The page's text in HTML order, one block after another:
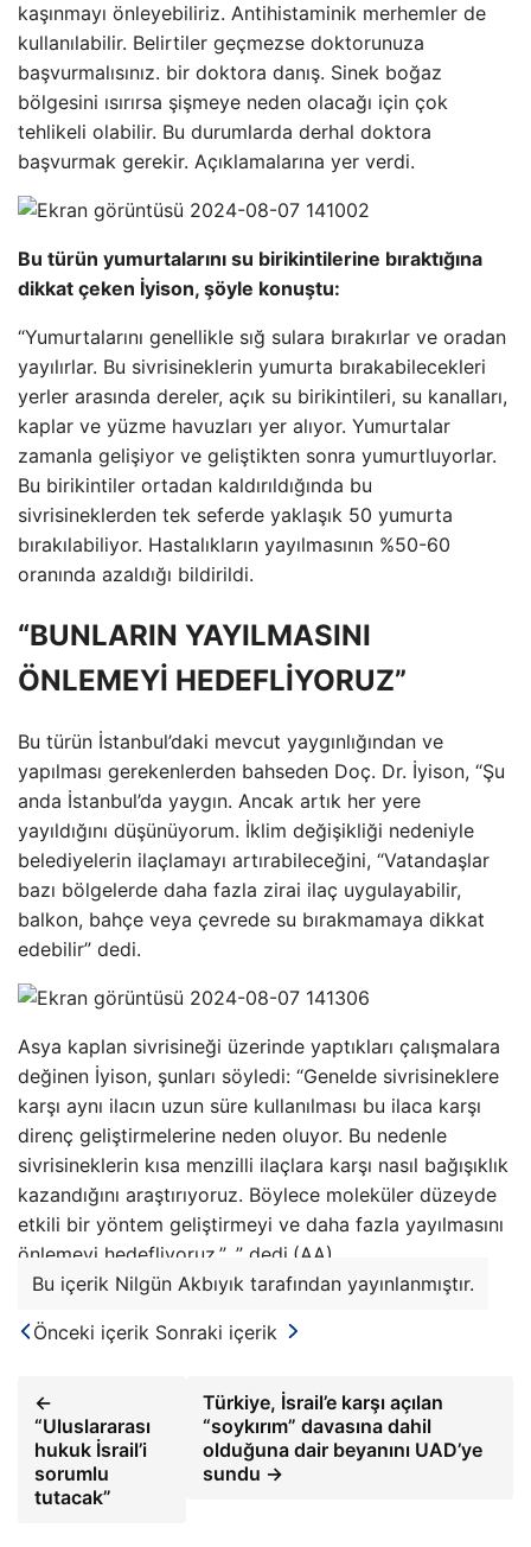
kaşınmayı önleyebiliriz. Antihistaminik merhemler de
kullanılabilir. Belirtiler geçmezse doktorunuza
başvurmalısınız. bir doktora danış. Sinek boğaz
bölgesini ısırırsa şişmeye neden olacağı için çok
tehlikeli olabilir. Bu durumlarda derhal doktora
başvurmak gerekir. Açıklamalarına yer verdi.
Bu türün yumurtalarını su birikintilerine bıraktığına
dikkat çeken İyison, şöyle konuştu:
“Yumurtalarını genellikle sığ sulara bırakırlar ve oradan
yayılırlar. Bu sivrisineklerin yumurta bırakabilecekleri
yerler arasında dereler, açık su birikintileri, su kanalları,
kaplar ve yüzme havuzları yer alıyor. Yumurtalar
zamanla gelişiyor ve geliştikten sonra yumurtluyorlar.
Bu birikintiler ortadan kaldırıldığında bu
sivrisineklerden tek seferde yaklaşık 50 yumurta
bırakılabiliyor. Hastalıkların yayılmasının %50-60
oranında azaldığı bildirildi.
“BUNLARIN YAYILMASINI
ÖNLEMEYİ HEDEFLİYORUZ”
Bu türün İstanbul’daki mevcut yaygınlığından ve
yapılması gerekenlerden bahseden Doç. Dr. İyison, “Şu
anda İstanbul’da yaygın. Ancak artık her yere
yayıldığını düşünüyorum. İklim değişikliği nedeniyle
belediyelerin ilaçlamayı artırabileceğini, “Vatandaşlar
bazı bölgelerde daha fazla zirai ilaç uygulayabilir,
balkon, bahçe veya çevrede su bırakmamaya dikkat
edebilir” dedi.
Asya kaplan sivrisineği üzerinde yaptıkları çalışmalara
değinen İyison, şunları söyledi: “Genelde sivrisineklere
karşı aynı ilacın uzun süre kullanılması bu ilaca karşı
direnç geliştirmelerine neden oluyor. Bu nedenle
sivrisineklerin kısa menzilli ilaçlara karşı nasıl bağışıklık
kazandığını araştırıyoruz. Böylece moleküler düzeyde
etkili bir yöntem geliştirmeyi ve daha fazla yayılmasını
önlemeyi hedefliyoruz.” .” dedi.(AA)
Bu içerik Nilgün Akbıyık tarafından yayınlanmıştır.
Önceki içerik Sonraki içerik
←
“Uluslararası
hukuk İsrail’i
sorumlu
tutacak”
Türkiye, İsrail’e karşı açılan
“soykırım” davasına dahil
olduğuna dair beyanını UAD’ye
sundu →